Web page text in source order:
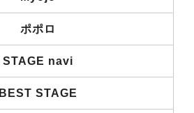
ポポロ
STAGE navi
BEST STAGE